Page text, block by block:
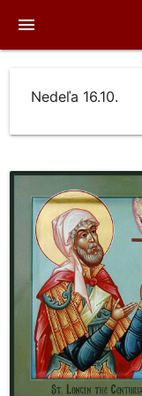
menu
Nedeľa 16.10.